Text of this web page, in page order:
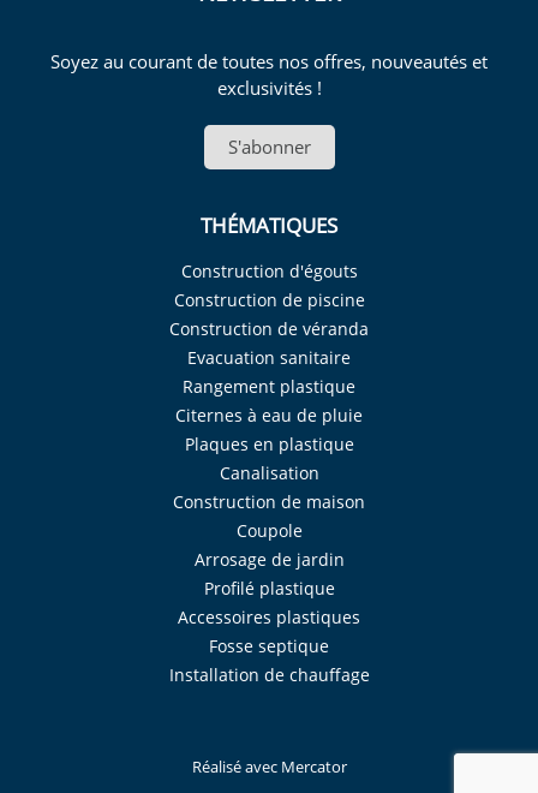
Soyez au courant de toutes nos offres, nouveautés et
exclusivités !
S'abonner
THÉMATIQUES
Construction d'égouts
Construction de piscine
Construction de véranda
Evacuation sanitaire
Rangement plastique
Citernes à eau de pluie
Plaques en plastique
Canalisation
Construction de maison
Coupole
Arrosage de jardin
Profilé plastique
Accessoires plastiques
Fosse septique
Installation de chauffage
Réalisé avec Mercator